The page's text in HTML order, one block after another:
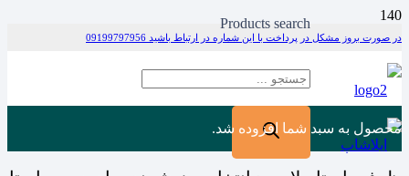
در صورت بروز مشکل در پرداخت با این شماره در ارتباط باشید 09199797956
Products search
محصول به سبد شما افزوده شد.